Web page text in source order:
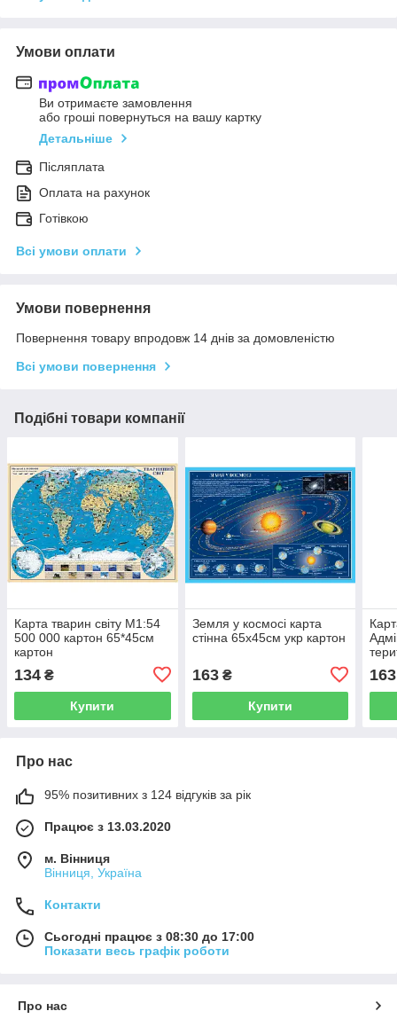
Умови оплати
Ви отримаєте замовлення
або гроші повернуться на вашу картку
Детальніше
Післяплата
Оплата на рахунок
Готівкою
Всі умови оплати
Умови повернення
Повернення товару впродовж 14 днів за домовленістю
Всі умови повернення
Подібні товари компанії
Карта тварин світу М1:54
500 000 картон 65*45см
картон
134 ₴
Купити
Земля у космосі карта
стінна 65х45см укр картон
163₴
Купити
163
Про нас
95% позитивних з 124 відгуків за рік
Працює з 13.03.2020
м. Вінниця
Вінниця, Україна
Контакти
Сьогодні працює з 08:30 до 17:00
Показати весь графік роботи
Про нас